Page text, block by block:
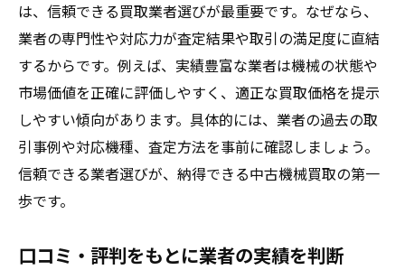
は、信頼できる買取業者選びが最重要です。なぜなら、
業者の専門性や対応力が査定結果や取引の満足度に直結
するからです。例えば、実績豊富な業者は機械の状態や
市場価値を正確に評価しやすく、適正な買取価格を提示
しやすい傾向があります。具体的には、業者の過去の取
引事例や対応機種、査定方法を事前に確認しましょう。
信頼できる業者選びが、納得できる中古機械買取の第一
歩です。
口コミ・評判をもとに業者の実績を判断